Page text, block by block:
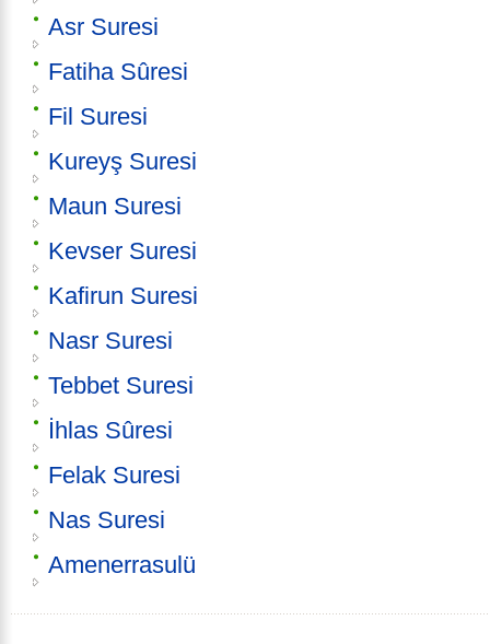
Asr Suresi
Fatiha Sûresi
Fil Suresi
Kureyş Suresi
Maun Suresi
Kevser Suresi
Kafirun Suresi
Nasr Suresi
Tebbet Suresi
İhlas Sûresi
Felak Suresi
Nas Suresi
Amenerrasulü